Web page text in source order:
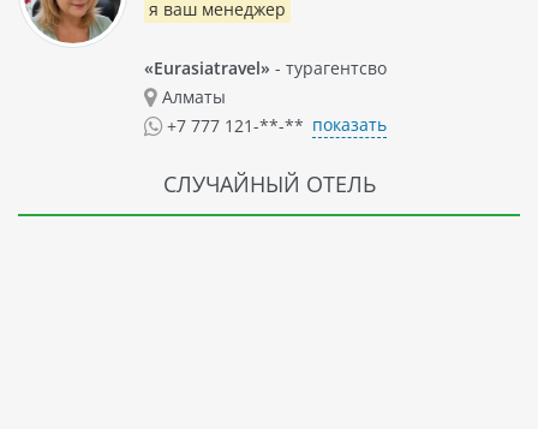
я ваш менеджер
«Eurasiatravel» - турагентсво
Алматы
+7 777 121-**-** показать
СЛУЧАЙНЫЙ ОТЕЛЬ